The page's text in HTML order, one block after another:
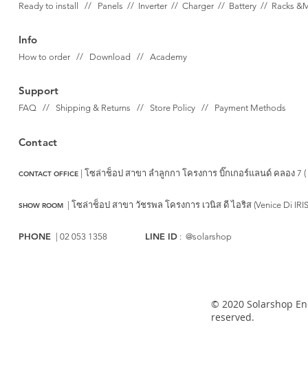
Ready to install // Panels // Inverter // Charger // Battery // Racks
Info
How to order // Download // Academy
Support
FAQ // Shipping & Returns // Store Policy // Payment Methods
Contact
CONTACT OFFICE | โซล่าช็อป สาขา ลำลูกกา โครงการ บิ๊กเกอร์แลนด์ คลอง 7
SHOW ROOM โซล่าช็อป สาขา วัชรพล โครงการ เวนิส ดี ไอริส (Venice Di
PHONE | 02 053 1358 LINE ID : @solarshop
© 2020 Solarshop
reserved.